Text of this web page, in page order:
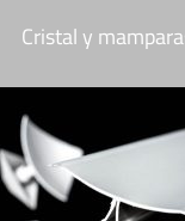
Cristal y